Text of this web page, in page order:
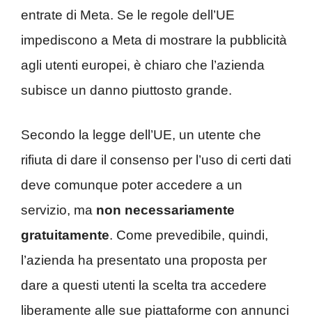
entrate di Meta. Se le regole dell’UE
impediscono a Meta di mostrare la pubblicità
agli utenti europei, è chiaro che l’azienda
subisce un danno piuttosto grande.
Secondo la legge dell’UE, un utente che
rifiuta di dare il consenso per l’uso di certi dati
deve comunque poter accedere a un
servizio, ma non necessariamente
gratuitamente. Come prevedibile, quindi,
l’azienda ha presentato una proposta per
dare a questi utenti la scelta tra accedere
liberamente alle sue piattaforme con annunci